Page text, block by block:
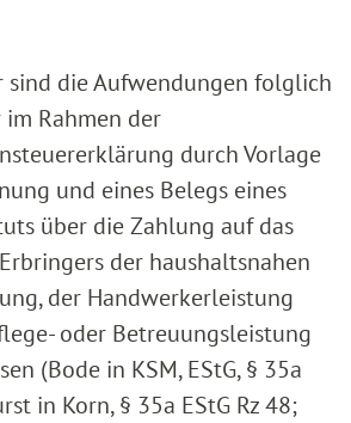
sind die Aufwendungen folglich
Rahmen der
durch Vorlage
und eines Belegs eines
über die Zahlung auf das
der haushaltsnahen
der Handwerkerleistung
oder Betreuungsleistung
(Bode in KSM, EStG, § 35a
in Korn, § 35a EStG Rz 48;